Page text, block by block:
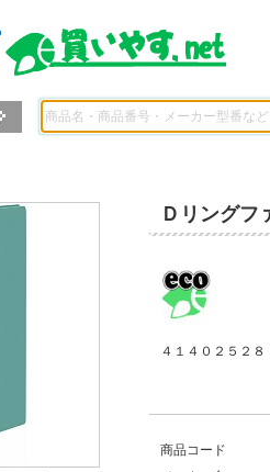
Ｄリング
４１４０２５２
商品コード